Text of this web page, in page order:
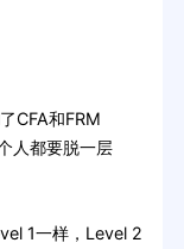
CFA和FRM
人都要脱一层
1一样，Level 2